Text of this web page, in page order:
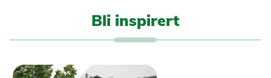
Bli inspirert